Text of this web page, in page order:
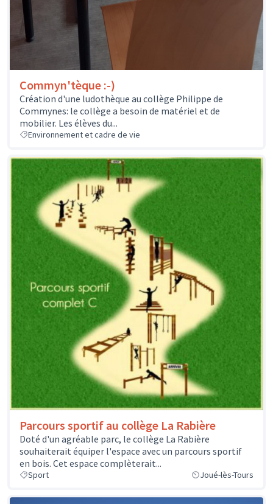
Commyn'tèque :-)
Création d'une ludothèque au collège Philippe de
Commynes: le collège a besoin de matériel et de
mobilier. Les élèves du...
Environnement et cadre de vie
Parcours sportif au collège La Rabière
Doté d'un agréable parc, le collège La Rabière
souhaiterait équiper l'espace avec un parcours sportif
en bois. Cet espace complèterait...
Sport Joué-lès-Tours